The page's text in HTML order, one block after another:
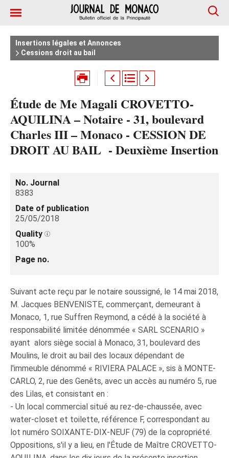
Insertions légales et Annonces
Cessions droit au bail
Étude de Me Magali CROVETTO-
AQUILINA – Notaire - 31, boulevard
Charles III – Monaco - CESSION DE
DROIT AU BAIL - Deuxième Insertion
No. Journal
8383
Date of publication
25/05/2018
Quality
100%
Page no.
Suivant acte reçu par le notaire soussigné, le 14 mai 2018,
M. Jacques BENVENISTE, commerçant, demeurant à
Monaco, 1, rue Suffren Reymond, a cédé à la société à
responsabilité limitée dénommée « SARL SCENARIO »
ayant alors siège social à Monaco, 31, boulevard des
Moulins, le droit au bail des locaux dépendant de
l'immeuble dénommé « RIVIERA PALACE », sis à MONTE-
CARLO, 2, rue des Genêts, avec un accès au numéro 5, rue
des Lilas, et consistant en :
- Un local commercial situé au rez-de-chaussée, avec
water-closet et toilette, référence F, correspondant au
lot numéro SOIXANTE-DIX-NEUF (79) de la copropriété.
Oppositions, s'il y a lieu, en l'Étude de Maître CROVETTO-